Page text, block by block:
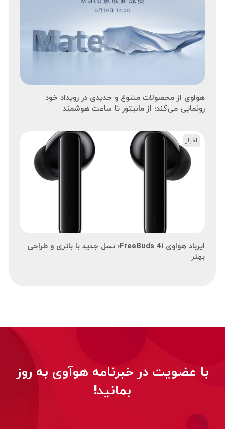
هواوی از محصولات متنوع و جدیدی در رویداد خود
رونمایی می‌کند؛ از مانیتور تا ساعت هوشمند
ایرباد هواوی FreeBuds 4i؛ نسل جدید با باتری و طراحی
بهتر
اخبار
با عضویت در خبرنامه هوآوی به روز
بمانید!